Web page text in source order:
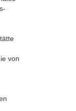
von